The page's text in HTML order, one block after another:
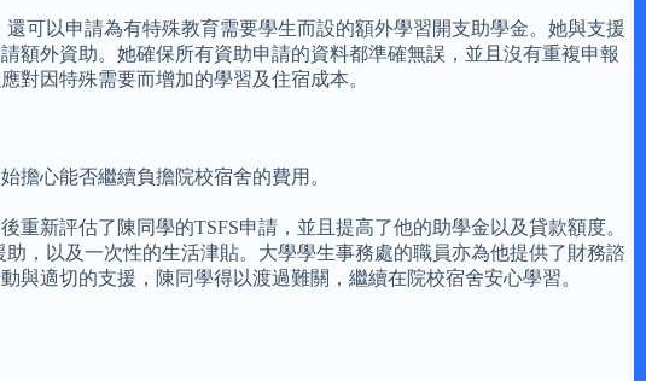
可以申請為有特殊教育需要學生而設的額外學習開支助學金。她與支援
額外資助。她確保所有資助申請的資料都準確無誤，並且沒有重複申報
對因特殊需要而增加的學習及住宿成本。
擔心能否繼續負擔院校宿舍的費用。
新評估了陳同學的TSFS申請，並且提高了他的助學金以及貸款額度。
，以及一次性的生活津貼。大學學生事務處的職員亦為他提供了財務諮
適切的支援，陳同學得以渡過難關，繼續在院校宿舍安心學習。